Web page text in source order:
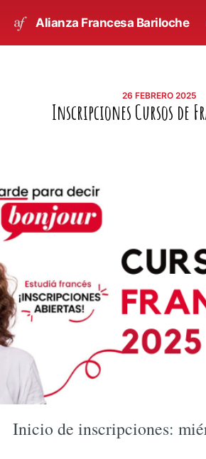
Alianza Francesa Bariloche
26 FEBRERO 2025
Inscripciones Cursos de
Inicio de inscripciones: